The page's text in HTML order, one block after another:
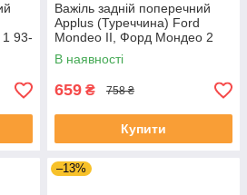
93-
Важіль задній поперечний
Applus (Туреччина) Ford
Mondeo II, Форд Мондео 2
96-00 #21905AP UADDBQG4
В наявності
659 ₴ 758 ₴
Купити
–13%